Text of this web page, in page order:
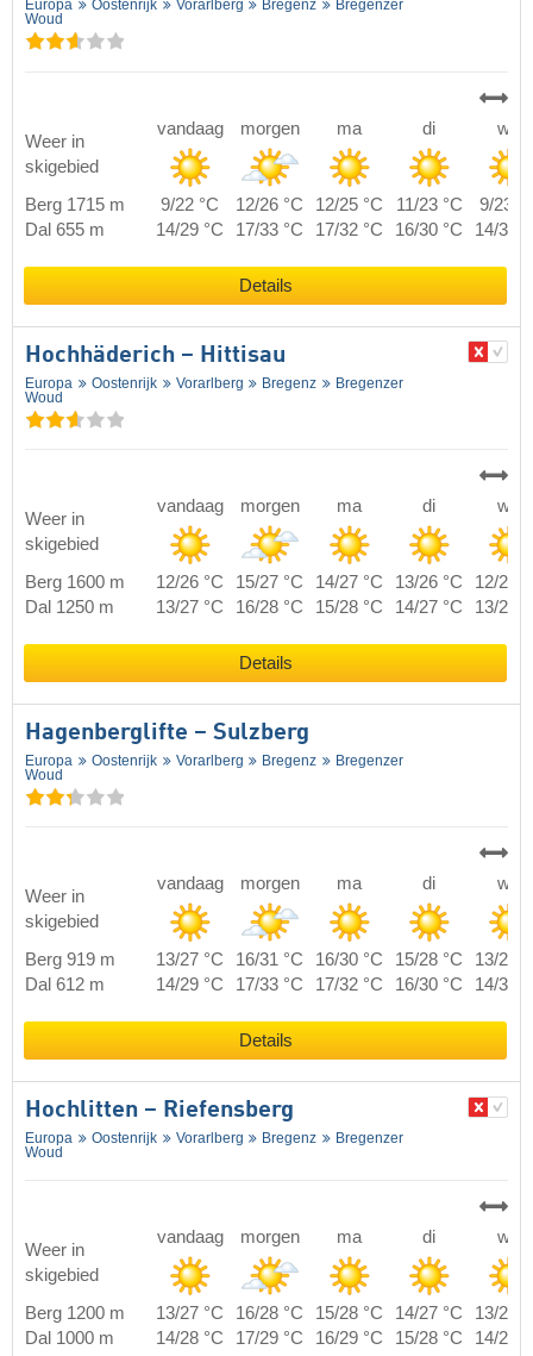
Europa Oostenrijk Vorarlberg Bregenz
Bregenzer
Woud
Weer in
skigebied
vandaag morgen ma di wo
Berg 1715 m 9/22 °C 12/26 °C 12/25 °C 11/23 °C
9/23
Dal 655 m
14/29 °C 17/33 °C 17/32 °C 16/30 °C 14/30
Details
Hochhäderich – Hittisau
Europa Oostenrijk Vorarlberg Bregenz
Bregenzer
Woud
Weer in
skigebied
vandaag morgen ma di wo
Berg 1600 m 12/26 °C 15/27 °C 14/27 °C 13/26 °C
12/26
Dal 1250 m
13/27 °C 16/28 °C 15/28 °C 14/27 °C 13/27
Details
Hagenberglifte – Sulzberg
Europa Oostenrijk Vorarlberg Bregenz
Bregenzer
Woud
Weer in
skigebied
vandaag morgen ma di wo
Berg 919 m 13/27 °C 16/31 °C 16/30 °C 15/28 °C
13/28
Dal 612 m
14/29 °C 17/33 °C 17/32 °C 16/30 °C 14/30
Details
Hochlitten – Riefensberg
Europa Oostenrijk Vorarlberg Bregenz
Bregenzer
Woud
Weer in
skigebied
vandaag morgen ma di wo
Berg 1200 m 13/27 °C 16/28 °C 15/28 °C 14/27 °C
13/27
Dal 1000 m
14/28 °C 17/29 °C 16/29 °C 15/28 °C 14/28